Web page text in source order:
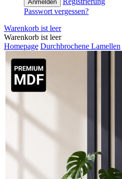
Anmelden
Passwort vergessen?
Warenkorb ist leer
Warenkorb ist leer
Homepage Durchbrochene Lamellen